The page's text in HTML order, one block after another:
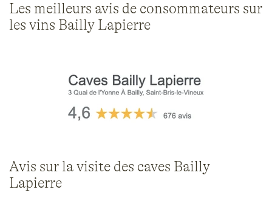
Les meilleurs avis de consommateurs sur
les vins Bailly Lapierre
Avis sur la visite des caves Bailly
Lapierre